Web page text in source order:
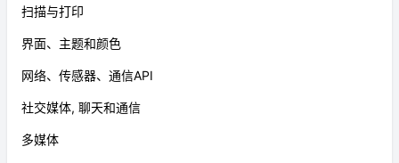
扫描与打印
界面、主题和颜色
网络、传感器、通信API
社交媒体, 聊天和通信
多媒体